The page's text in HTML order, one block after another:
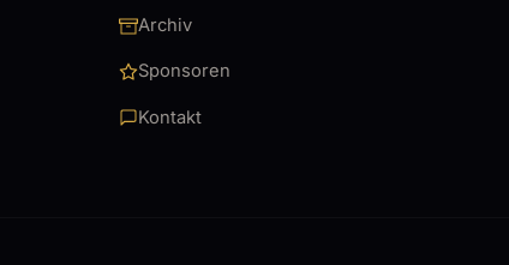
Archiv
Sponsoren
Kontakt